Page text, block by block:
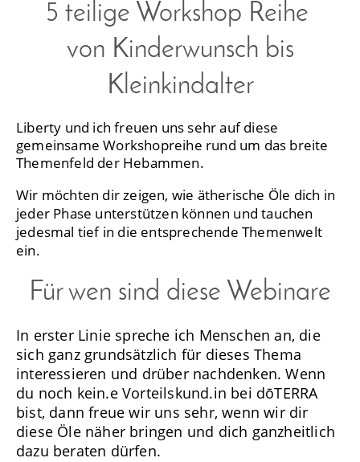
5 teilige Workshop Reihe
von Kinderwunsch bis
Kleinkindalter
Liberty und ich freuen uns sehr auf diese
gemeinsame Workshopreihe rund um das breite
Themenfeld der Hebammen.
Wir möchten dir zeigen, wie ätherische Öle dich in
jeder Phase unterstützen können und tauchen
jedesmal tief in die entsprechende Themenwelt
ein.
Für wen sind diese Webinare
In erster Linie spreche ich Menschen an, die
sich ganz grundsätzlich für dieses Thema
interessieren und drüber nachdenken. Wenn
du noch kein.e Vorteilskund.in bei dōTERRA
bist, dann freue wir uns sehr, wenn wir dir
diese Öle näher bringen und dich ganzheitlich
dazu beraten dürfen.